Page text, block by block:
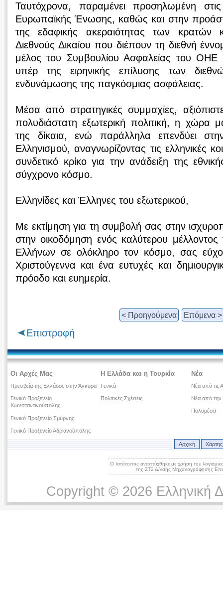
Ταυτόχρονα, παραμένει προσηλωμένη
Ευρωπαϊκής Ένωσης, καθώς και στην
της εδαφικής ακεραιότητας των
Διεθνούς Δικαίου που διέπουν τη διεθνή
μέλος του Συμβουλίου Ασφαλείας του ΟΗΕ
υπέρ της ειρηνικής επίλυσης των
ενδυνάμωσης της παγκόσμιας ασφάλειας.
Μέσα από στρατηγικές συμμαχίες,
πολυδιάστατη εξωτερική πολιτική, η χώρα
της δίκαια, ενώ παράλληλα επενδύει
Ελληνισμού, αναγνωρίζοντας τις ελληνικές
συνδετικό κρίκο για την ανάδειξη της
σύγχρονο κόσμο.
Ελληνίδες και Έλληνες του εξωτερικού,
Με εκτίμηση για τη συμβολή σας στην
στην οικοδόμηση ενός καλύτερου μέλλοντος
Ελλήνων σε ολόκληρο τον κόσμο, σας
Χριστούγεννα και ένα ευτυχές και
πρόοδο και ευημερία.
< Προηγούμενα Επόμενα >
Επιστροφή
Οι Αρχές Μας
Πρεσβεία της Ελλάδος στην Άγκυρα
Γενικό Προξενείο
Κωνσταντινούπολης
Γενικό Προξενείο Σμύρνης
Γενικό Προξενείο Αδριανούπολης
Η Ελλάδα και η Τουρκία
Γενικά
Πολιτικές Σχέσεις
Νέα
Νέα από τις
Νέα από την
Πολυμέσα
Αρχική
Ο Ιστότοπος αναπτύχθηκε με χρήση του
της ΣΤ2 Δ/νσης Μηχανογράφησης
Copyright © 2026 Ελληνική